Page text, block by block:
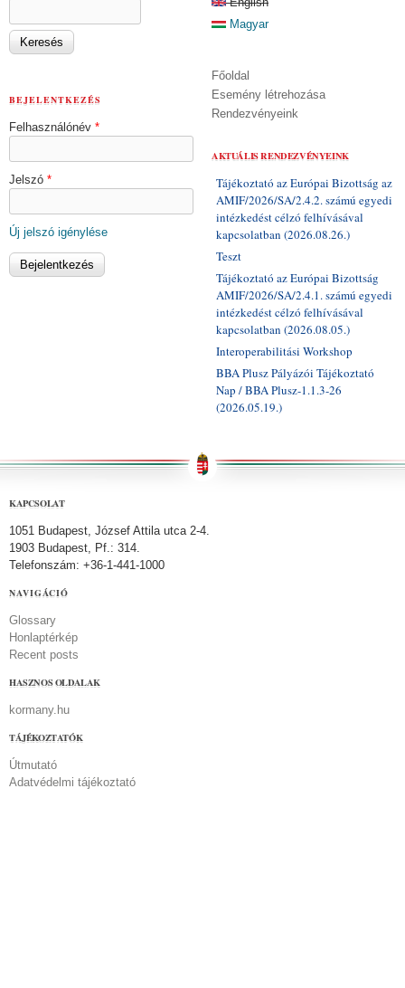
BEJELENTKEZÉS
Felhasználónév *
Jelszó *
Új jelszó igénylése
Magyar
Főoldal
Esemény létrehozása
Rendezvényeink
AKTUÁLIS RENDEZVÉNYEINK
Tájékoztató az Európai Bizottság az
AMIF/2026/SA/2.4.2. számú egyedi
intézkedést célzó felhívásával
kapcsolatban (2026.08.26.)
Teszt
Tájékoztató az Európai Bizottság
AMIF/2026/SA/2.4.1. számú egyedi
intézkedést célzó felhívásával
kapcsolatban (2026.08.05.)
Interoperabilitási Workshop
BBA Plusz Pályázói Tájékoztató
Nap / BBA Plusz-1.1.3-26
(2026.05.19.)
KAPCSOLAT
1051 Budapest, József Attila utca 2-4.
1903 Budapest, Pf.: 314.
Telefonszám: +36-1-441-1000
NAVIGÁCIÓ
Glossary
Honlaptérkép
Recent posts
HASZNOS OLDALAK
kormany.hu
TÁJÉKOZTATÓK
Útmutató
Adatvédelmi tájékoztató